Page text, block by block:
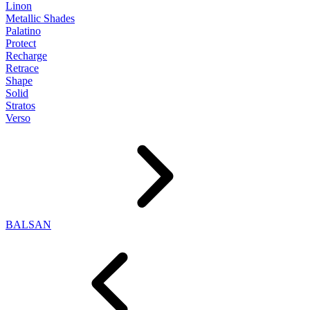
Linon
Metallic Shades
Palatino
Protect
Recharge
Retrace
Shape
Solid
Stratos
Verso
BALSAN